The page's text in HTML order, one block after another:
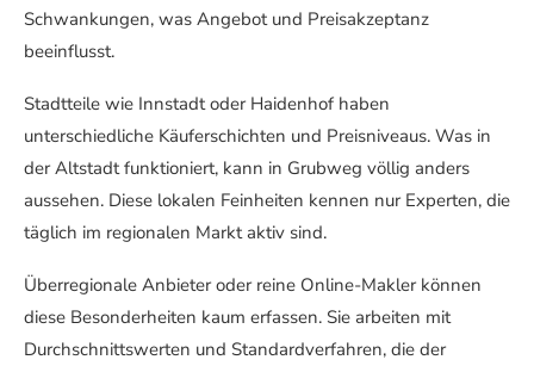
Schwankungen, was Angebot und Preisakzeptanz
beeinflusst.
Stadtteile wie Innstadt oder Haidenhof haben
unterschiedliche Käuferschichten und Preisniveaus. Was in
der Altstadt funktioniert, kann in Grubweg völlig anders
aussehen. Diese lokalen Feinheiten kennen nur Experten, die
täglich im regionalen Markt aktiv sind.
Überregionale Anbieter oder reine Online-Makler können
diese Besonderheiten kaum erfassen. Sie arbeiten mit
Durchschnittswerten und Standardverfahren, die der